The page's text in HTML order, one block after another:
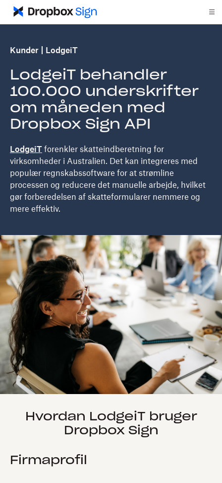
Kunder LodgeiT
LodgeiT behandler
100.000 underskrifter
om måneden med
Dropbox Sign API
LodgeiT forenkler skatteindberetning for
virksomheder i Australien. Det kan integreres med
populær regnskabssoftware for at strømline
processen og reducere det manuelle arbejde, hvilket
gør forberedelsen af skatteformularer nemmere og
mere effektiv.
Hvordan LodgeiT bruger
Dropbox Sign
Firmaprofil